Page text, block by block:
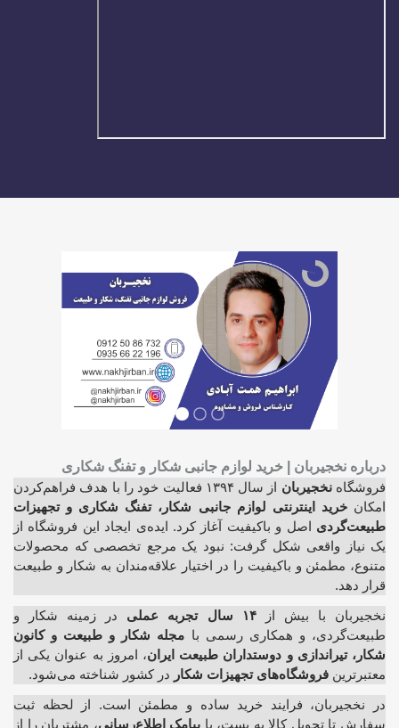
درباره نخجیربان | خرید لوازم جانبی شکار و تفنگ شکاری
فروشگاه نخجیربان
از سال ۱۳۹۴ فعالیت خود را با هدف فراهم‌کردن
امکان خرید اینترنتی لوازم جانبی شکار، تفنگ شکاری و تجهیزات
طبیعت‌گردی اصل و باکیفیت آغاز کرد. ایده‌ی ایجاد این فروشگاه از
یک نیاز واقعی شکل گرفت: نبود یک مرجع تخصصی که محصولات
متنوع، مطمئن و باکیفیت را در اختیار علاقه‌مندان به شکار و طبیعت
قرار دهد.
نخجیربان با بیش از
۱۴ سال تجربه عملی
در زمینه شکار و
طبیعت‌گردی، و همکاری رسمی با مجله شکار و طبیعت و کانون
شکار، تیراندازی و دوستداران طبیعت ایران، امروز به عنوان یکی از
معتبرترین فروشگاه‌های تجهیزات شکار در کشور شناخته می‌شود.
در نخجیربان، فرایند خرید ساده و مطمئن است. از لحظه ثبت
سفارش تا تحویل کالا به پست، با پیامک اطلاع‌رسانی، مشتریان را از